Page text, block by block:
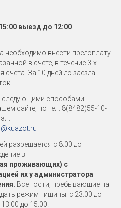
выезд до 12:00
необходимо внести предоплату
в счете, в течение 3-х
счета. За 10 дней до заезда
способами:
сайте, по тел. 8(8482)55-10-
разрешается с 8:00 до
в
проживающих) с
их у администратора
Все гости, пребывающие на
режим тишины: с 23:00 до
до 15:00.